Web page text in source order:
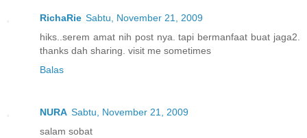
RichaRie Sabtu, November 21, 2009
hiks..serem amat nih post nya. tapi bermanfaat buat jaga2.
thanks dah sharing. visit me sometimes
Balas
NURA Sabtu, November 21, 2009
salam sobat